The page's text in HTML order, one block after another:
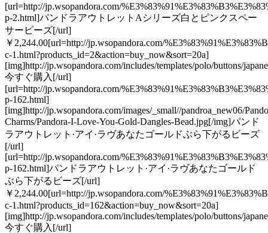
[url=http://jp.wsopandora.com/
p-2.html]パンドラアウトレットAシリーズ白とピンクスペー
サービーズ[/url]
￥2,244.00[url=http://jp.wsopandora.com/
c-1.html?products_id=2&action=buy_now&sort=20a]
[img]http://jp.wsopandora.com/includes/templates/polo/buttons/
今すぐ購入[/url]
[url=http://jp.wsopandora.com/
p-162.html]
[img]http://jp.wsopandora.com/images/_small//pandroa_new06/
Charms/Pandora-I-Love-You-Gold-Dangles-Bead.jpg[/img]パンド
ラアウトレット·アイ·ラヴあなたゴールドぶら下がるビーズ
[/url]
[url=http://jp.wsopandora.com/
p-162.html]パンドラアウトレット·アイ·ラヴあなたゴールド
ぶら下がるビーズ[/url]
￥2,244.00[url=http://jp.wsopandora.com/
c-1.html?products_id=162&action=buy_now&sort=20a]
[img]http://jp.wsopandora.com/includes/templates/polo/buttons/
今すぐ購入[/url]